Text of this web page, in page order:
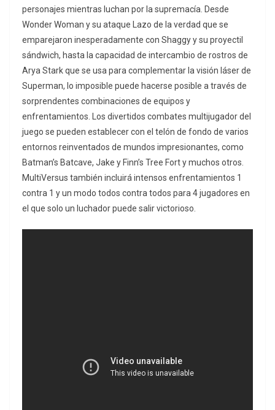
personajes mientras luchan por la supremacía. Desde
Wonder Woman y su ataque Lazo de la verdad que se
emparejaron inesperadamente con Shaggy y su proyectil
sándwich, hasta la capacidad de intercambio de rostros de
Arya Stark que se usa para complementar la visión láser de
Superman, lo imposible puede hacerse posible a través de
sorprendentes combinaciones de equipos y
enfrentamientos. Los divertidos combates multijugador del
juego se pueden establecer con el telón de fondo de varios
entornos reinventados de mundos impresionantes, como
Batman’s Batcave, Jake y Finn’s Tree Fort y muchos otros.
MultiVersus también incluirá intensos enfrentamientos 1
contra 1 y un modo todos contra todos para 4 jugadores en
el que solo un luchador puede salir victorioso.